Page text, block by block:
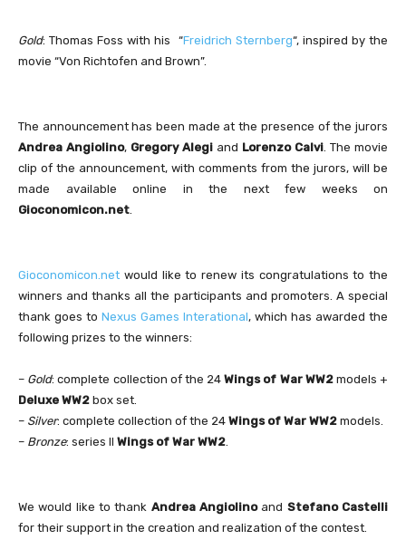
Gold: Thomas Foss with his “Freidrich Sternberg“, inspired by the
movie “Von Richtofen and Brown”.
The announcement has been made at the presence of the jurors
Andrea Angiolino, Gregory Alegi and Lorenzo Calvi . The movie
clip of the announcement, with comments from the jurors, will be
made available online in the next few weeks on
Gioconomicon.net
Gioconomicon.net would like to renew its congratulations to the
winners and thanks all the participants and promoters. A special
thank goes to Nexus Games Interational, which has awarded the
following prizes to the winners:
– Gold: complete collection of the 24Wings of War WW2models +
Deluxe WW2 box set.
– Silver: complete collection of the 24 Wings of War WW2 models.
– Bronze: series II Wings of War WW2
We would like to thank Andrea Angiolinoand Stefano Castelli
for their support in the creation and realization of the contest.